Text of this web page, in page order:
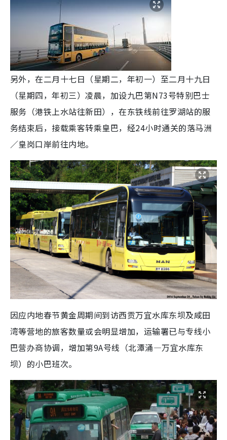
另外，在二月十七日（星期二，年初一）至二月十九日
（星期四，年初三）凌晨，加设九巴第N73号特别巴士
服务（港铁上水站往新田），在东铁线前往罗湖站的服
务结束后，接载乘客转乘皇巴，经24小时通关的落马洲
／皇岗口岸前往内地。
因应内地春节黄金周期间到访西贡万宜水库东坝及咸田
湾等营地的旅客数量或会明显增加，运输署已与专线小
巴营办商协调，增加第9A号线（北潭涌—万宜水库东
坝）的小巴班次。